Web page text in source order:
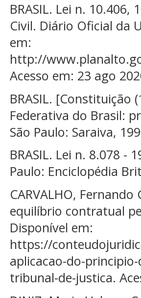
BRASIL. Lei n.
Civil. Diário Oficial da
em:
http://
Acesso em: 23 ago
BRASIL. [Constituição
Federativa do Brasil:
São Paulo: Saraiva,
BRASIL. Lei n. 8.078 -
Paulo: Enciclopédia
CARVALHO,
equilíbrio contratual
Disponível em:
https://
aplicacao-do-
tribunal-de-justica.